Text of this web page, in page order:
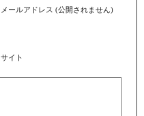
メールアドレス (公開されません)
サイト